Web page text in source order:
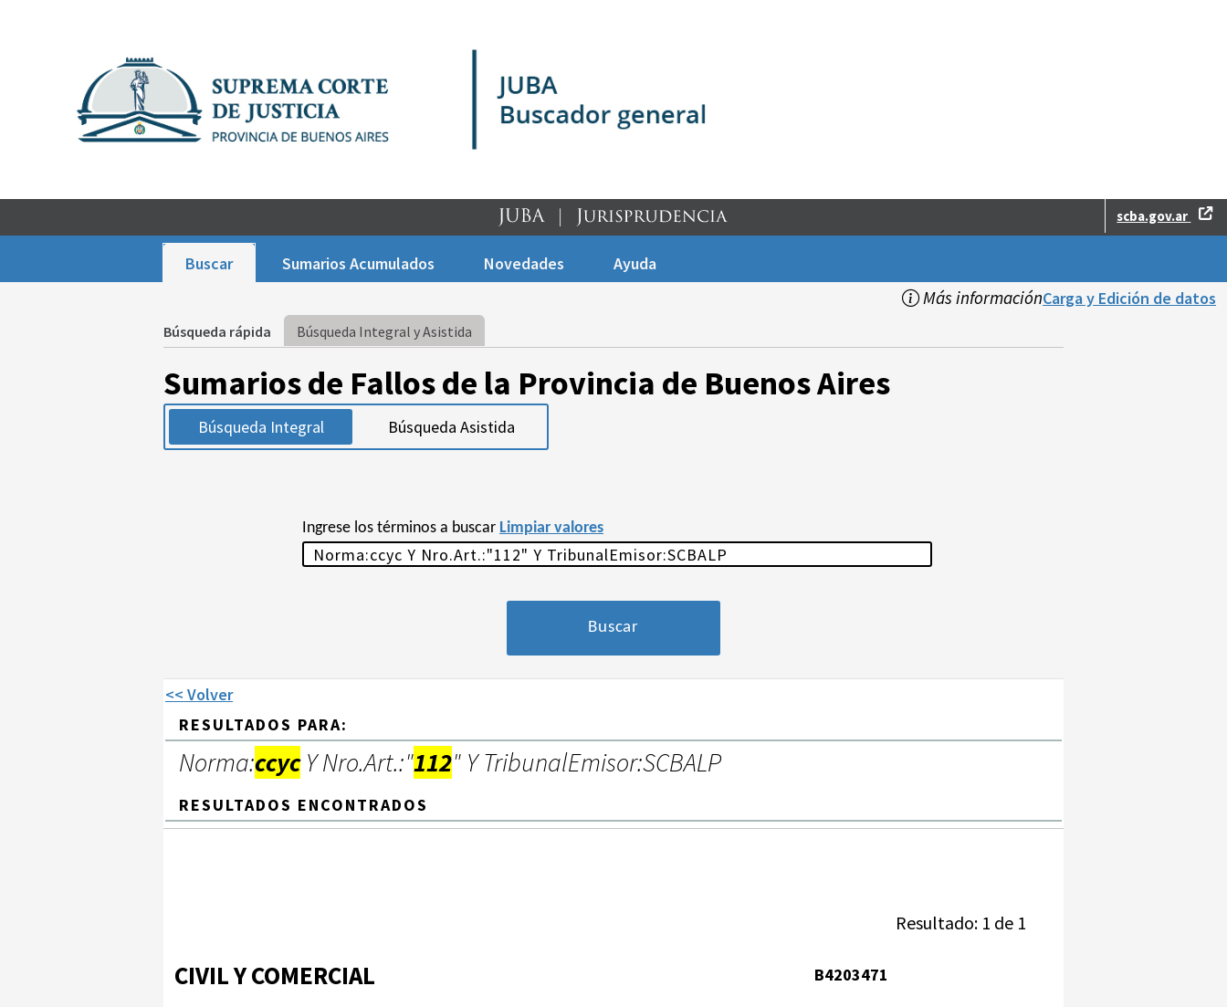
scba.gov.ar
Buscar Sumarios Acumulados Novedades Ayuda
Más informaciónCarga y Edición de datos
Búsqueda rápida Búsqueda Integral y Asistida
Sumarios de Fallos de la Provincia de Buenos Aires
Búsqueda Integral Búsqueda Asistida
Ingrese los términos a buscar Limpiar valores
<< Volver
RESULTADOS PARA:
Norma:ccycY Nro.Art.:"112" Y TribunalEmisor:SCBALP
RESULTADOS ENCONTRADOS
Resultado: 1 de 1
CIVIL Y COMERCIAL B4203471